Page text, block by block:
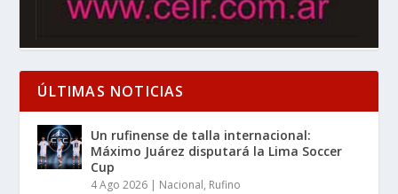
ÚLTIMAS NOTICIAS
Un rufinense de talla internacional:
Máximo Juárez disputará la Lima Soccer
Cup
4 Ago 2026 | Nacional, Rufino